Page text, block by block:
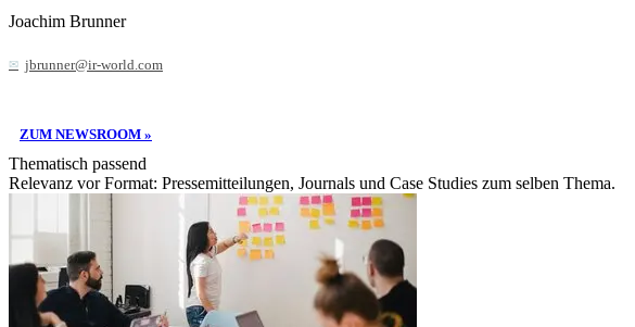
Joachim Brunner
jbrunner@ir-world.com
ZUM NEWSROOM »
Thematisch passend
Relevanz vor Format: Pressemitteilungen, Journals und Case Studies zum selben Thema.